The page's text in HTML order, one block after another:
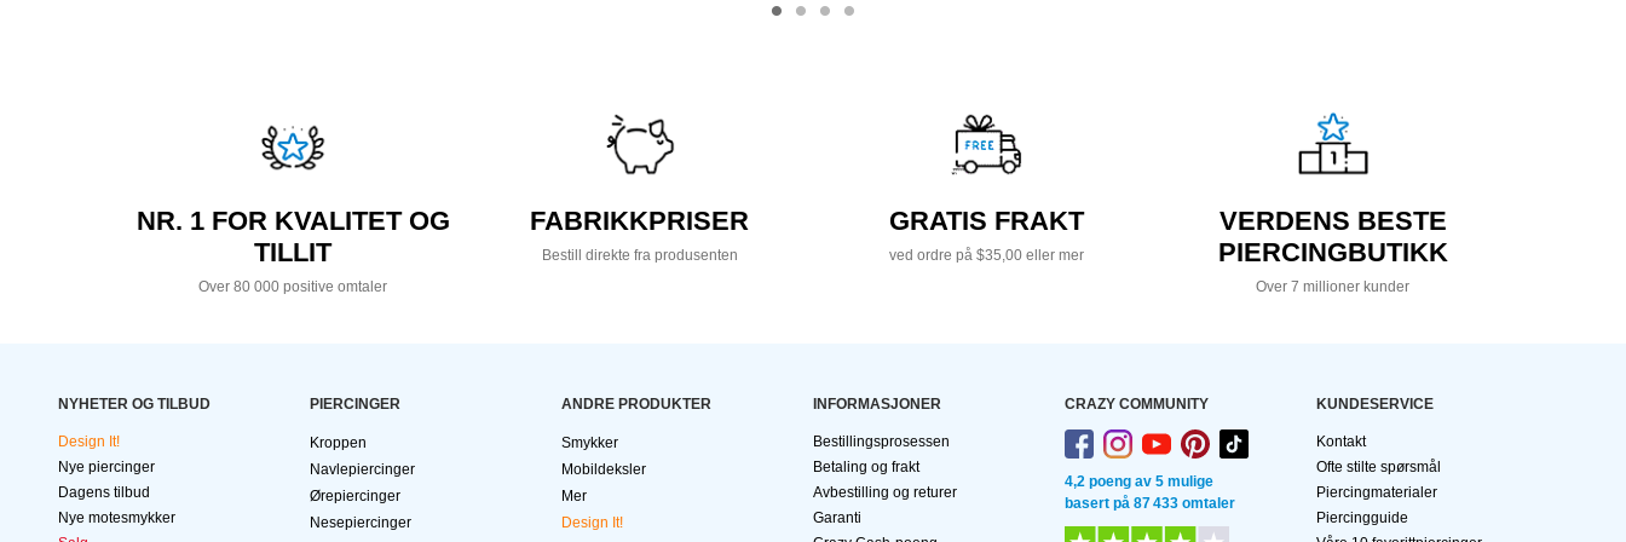
NR. 1 FOR KVALITET OG
TILLIT
Over 80 000 positive omtaler
FABRIKKPRISER
Bestill direkte fra produsenten
GRATIS FRAKT
ved ordre på $35,00 eller mer
VERDENS BESTE
PIERCINGBUTIKK
Over 7 millioner kunder
NYHETER OG TILBUD
Design It!
Nye piercinger
Dagens tilbud
Nye motesmykker
PIERCINGER
Kroppen
Navlepiercinger
Ørepiercinger
Nesepiercinger
ANDRE PRODUKTER
Smykker
Mobildeksler
Mer
Design It!
INFORMASJONER
Bestillingsprosessen
Betaling og frakt
Avbestilling og returer
Garanti
CRAZY COMMUNITY
4,2 poeng av 5 mulige
basert på 87 433 omtaler
KUNDESERVICE
Kontakt
Ofte stilte spørsmål
Piercingmaterialer
Piercingguide